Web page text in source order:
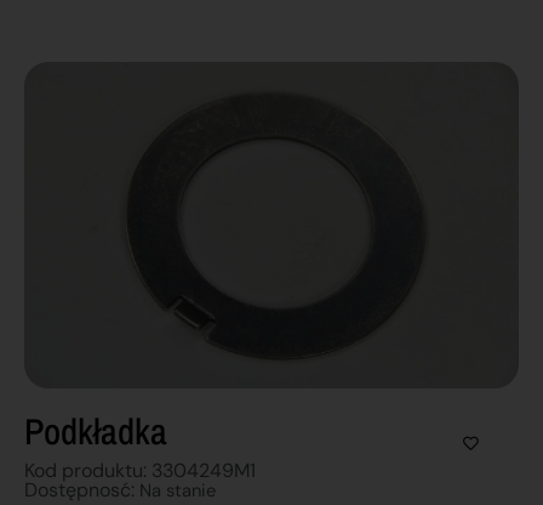
Podkładka
Kod produktu: 3304249M1
Dostępnosć: Na stanie